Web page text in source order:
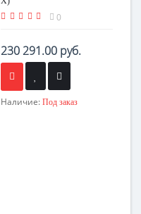
0
230 291.00 руб.
Наличие: Под заказ